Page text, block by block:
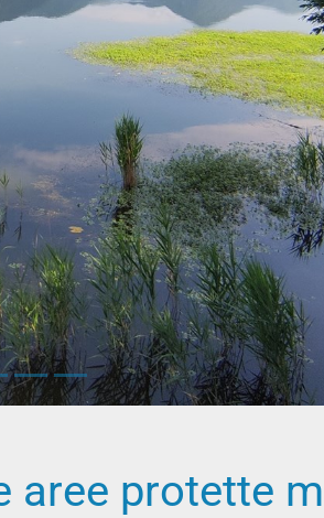
aree protette